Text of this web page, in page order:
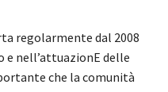
regolarmente dal 2008
nell’attuazionE delle
che la comunità